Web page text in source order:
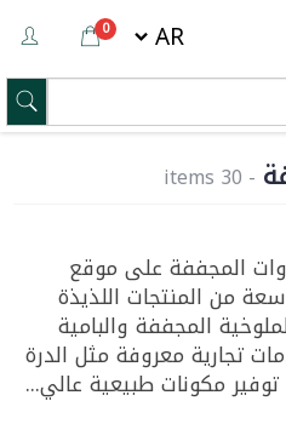
0
- 30 items
المجففة على موقع
من المنتجات اللذيذة
المجففة والبامية
تجارية معروفة مثل الدرة
مكونات طبيعية عالي...